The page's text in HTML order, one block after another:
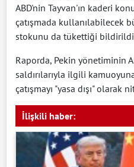
ABD'nin Tayvan'ın kaderi
çatışmada kullanılabilecek
stokunu da tükettiği
Raporda, Pekin yönetiminin
saldırılarıyla ilgili
çatışmayı "yasa dışı"
İlişkili haber: